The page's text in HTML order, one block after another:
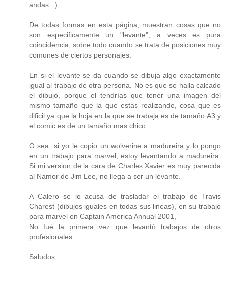
andas...).
De todas formas en esta página, muestran cosas que no
son especificamente un "levante", a veces es pura
coincidencia, sobre todo cuando se trata de posiciones muy
comunes de ciertos personajes.
En si el levante se da cuando se dibuja algo exactamente
igual al trabajo de otra persona. No es que se halla calcado
el dibujo, porque el tendrías que tener una imagen del
mismo tamaño que la que estas realizando, cosa que es
dificil ya que la hoja en la que se trabaja es de tamaño A3 y
el comic es de un tamaño mas chico.
O sea; si yo le copio un wolverine a madureira y lo pongo
en un trabajo para marvel, estoy levantando a madureira.
Si mi version de la cara de Charles Xavier es muy parecida
al Namor de Jim Lee, no llega a ser un levante.
A Calero se lo acusa de trasladar el trabajo de Travis
Charest (dibujos iguales en todas sus lineas), en su trabajo
para marvel en Captain America Annual 2001,
No fué la primera vez que levantó trabajos de otros
profesionales.
Saludos...